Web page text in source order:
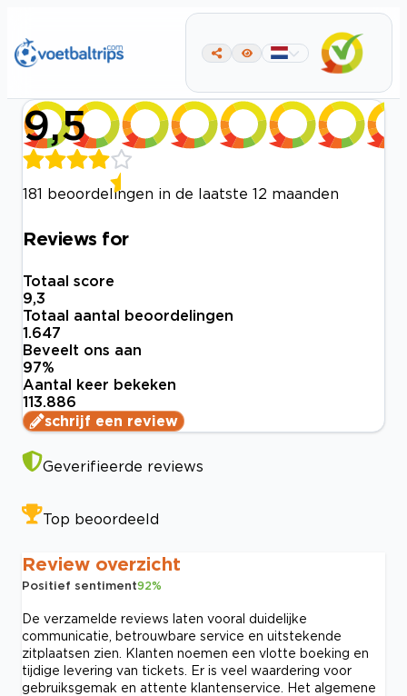
9,5
181 beoordelingen in de laatste 12 maanden
Reviews for
Totaal score
9,3
Totaal aantal beoordelingen
1.647
Beveelt ons aan
97%
Aantal keer bekeken
113.886
schrijf een review
Geverifieerde reviews
Top beoordeeld
Review overzicht
Positief sentiment92%
De verzamelde reviews laten vooral duidelijke
communicatie, betrouwbare service en uitstekende
zitplaatsen zien. Klanten noemen een vlotte boeking en
tijdige levering van tickets. Er is veel waardering voor
gebruiksgemak en attente klantenservice. Het algemene